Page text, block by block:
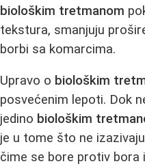
biološkim tretmanom
tekstura, smanjuju
borbi sa komarcima.
Upravo o biološkim
posvećenim lepoti. Dok
jedino biološkim
je u tome što ne
čime se bore protiv bora